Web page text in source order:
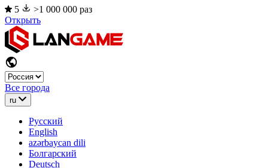
5
>1 000 000 раз
Открыть
Все города
ru
Русский
English
azərbaycan dili
Болгарский
Deutsch